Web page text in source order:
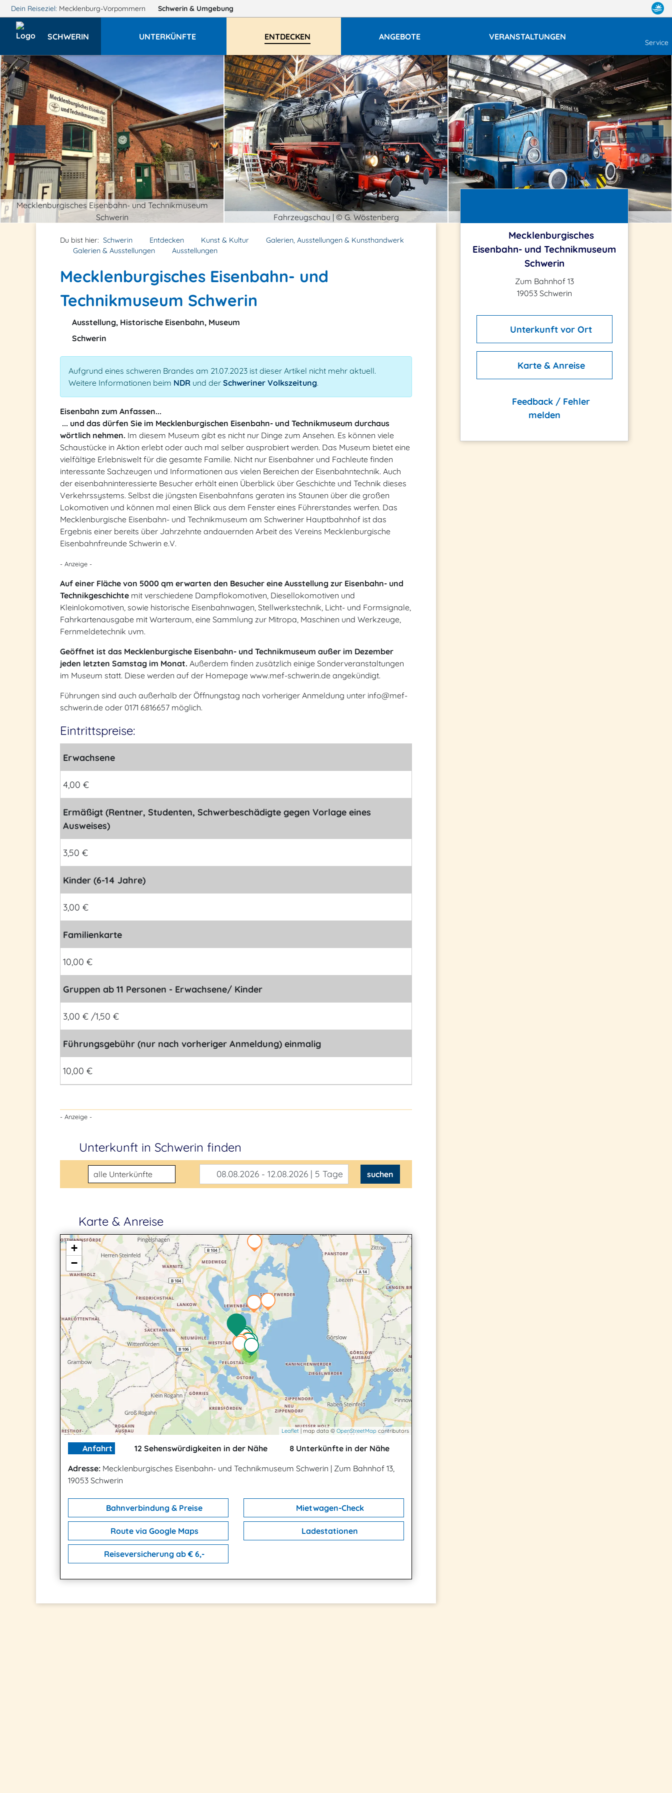
Dein Reiseziel: Mecklenburg-Vorpommern Schwerin & Umgebung
SCHWERIN UNTERKÜNFTE ENTDECKEN ANGEBOTE VERANSTALTUNGEN
Service
Mecklenburgisches Eisenbahn- und Technikmuseum
Schwerin
Fahrzeugschau | © G. Wöstenberg
Du bist hier: Schwerin Entdecken Kunst & Kultur
Galerien, Ausstellungen & Kunsthandwerk
Galerien & Ausstellungen
Ausstellungen
Mecklenburgisches Eisenbahn- und
Technikmuseum Schwerin
Ausstellung, Historische Eisenbahn, Museum
Schwerin
Aufgrund eines schweren Brandes am 21.07.2023 ist dieser Artikel nicht mehr aktuell.
Weitere Informationen beim NDR und der Schweriner Volkszeitung.
Eisenbahn zum Anfassen...
... und das dürfen Sie im Mecklenburgischen Eisenbahn- und Technikmuseum durchaus
wörtlich nehmen. Im diesem Museum gibt es nicht nur Dinge zum Ansehen. Es können viele
Schaustücke in Aktion erlebt oder auch mal selber ausprobiert werden. Das Museum bietet eine
vielfältige Erlebniswelt für die gesamte Familie. Nicht nur Eisenbahner und Fachleute finden
interessante Sachzeugen und Informationen aus vielen Bereichen der Eisenbahntechnik. Auch
der eisenbahninteressierte Besucher erhält einen Überblick über Geschichte und Technik dieses
Verkehrssystems. Selbst die jüngsten Eisenbahnfans geraten ins Staunen über die großen
Lokomotiven und können mal einen Blick aus dem Fenster eines Führerstandes werfen. Das
Mecklenburgische Eisenbahn- und Technikmuseum am Schweriner Hauptbahnhof ist das
Ergebnis einer bereits über Jahrzehnte andauernden Arbeit des Vereins Mecklenburgische
Eisenbahnfreunde Schwerin e.V.
- Anzeige -
Auf einer Fläche von 5000 qm erwarten den Besucher eine Ausstellung zur Eisenbahn- und
Technikgeschichte mit verschiedene Dampflokomotiven, Diesellokomotiven und
Kleinlokomotiven, sowie historische Eisenbahnwagen, Stellwerkstechnik, Licht- und Formsignale,
Fahrkartenausgabe mit Warteraum, eine Sammlung zur Mitropa, Maschinen und Werkzeuge,
Fernmeldetechnik uvm.
Geöffnet ist das Mecklenburgische Eisenbahn- und Technikmuseum außer im Dezember
jeden letzten Samstag im Monat. Außerdem finden zusätzlich einige Sonderveranstaltungen
im Museum statt. Diese werden auf der Homepage www.mef-schwerin.de angekündigt.
Führungen sind auch außerhalb der Öffnungstag nach vorheriger Anmeldung unter info@mef-
schwerin.de oder 0171 6816657 möglich.
Eintrittspreise:
Erwachsene
4,00 €
Ermäßigt (Rentner, Studenten, Schwerbeschädigte gegen Vorlage eines
Ausweises)
3,50 €
Kinder (6-14 Jahre)
3,00 €
Familienkarte
10,00 €
Gruppen ab 11 Personen - Erwachsene/ Kinder
3,00 € /1,50 €
Führungsgebühr (nur nach vorheriger Anmeldung) einmalig
10,00 €
- Anzeige -
Unterkunft in Schwerin finden
Unterkunftsart 08.08.2026 - 12.08.2026 | 5 Tage suchen
Karte & Anreise
2
3
2
+
−
Leaflet | map data © OpenStreetMap contributors
Anfahrt 12 Sehenswürdigkeiten in der Nähe
8 Unterkünfte in der Nähe
Adresse: Mecklenburgisches Eisenbahn- und Technikmuseum Schwerin | Zum Bahnhof 13,
19053 Schwerin
Bahnverbindung & Preise Mietwagen-Check
Route via Google Maps Ladestationen
Reiseversicherung ab € 6,-
Mecklenburgisches
Eisenbahn- und Technikmuseum
Schwerin
Zum Bahnhof 13
19053 Schwerin
Unterkunft vor Ort
Karte & Anreise
Feedback / Fehler
melden